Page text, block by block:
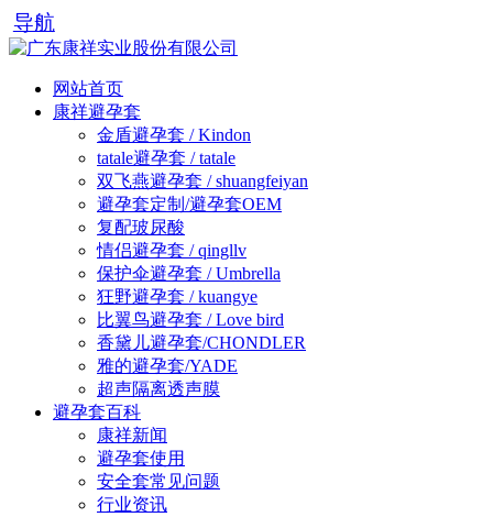
导航
网站首页
康祥避孕套
金盾避孕套 / Kindon
tatale避孕套 / tatale
双飞燕避孕套 / shuangfeiyan
避孕套定制/避孕套OEM
复配玻尿酸
情侣避孕套 / qingllv
保护伞避孕套 / Umbrella
狂野避孕套 / kuangye
比翼鸟避孕套 / Love bird
香黛儿避孕套/CHONDLER
雅的避孕套/YADE
超声隔离透声膜
避孕套百科
康祥新闻
避孕套使用
安全套常见问题
行业资讯